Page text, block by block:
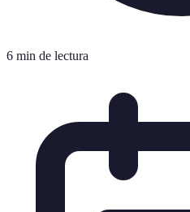
6 min de lectura